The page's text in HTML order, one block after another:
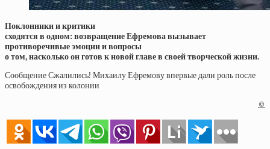
Поклонники и критики
сходятся в одном: возвращение Ефремова вызывает
противоречивые эмоции и вопросы
о том, насколько он готов к новой главе в своей творческой жизни.
Сообщение Сжалились! Михаилу Ефремову впервые дали роль после
освобождения из колонии
©